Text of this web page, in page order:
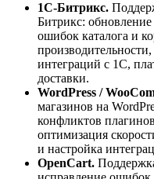
1С-Битрикс.
Битрикс:
ошибок каталога и
интеграций с 1С,
доставки.
WordPress /
магазинов на
конфликтов
оптимизация
и настройка
OpenCart.